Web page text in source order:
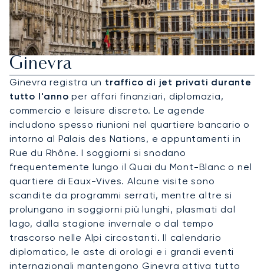
Noleggia Un Jet Privato Per
Ginevra
Ginevra registra un traffico di jet privati durante
tutto l'anno per affari finanziari, diplomazia,
commercio e leisure discreto. Le agende
includono spesso riunioni nel quartiere bancario o
intorno al Palais des Nations, e appuntamenti in
Rue du Rhône. I soggiorni si snodano
frequentemente lungo il Quai du Mont-Blanc o nel
quartiere di Eaux-Vives. Alcune visite sono
scandite da programmi serrati, mentre altre si
prolungano in soggiorni più lunghi, plasmati dal
lago, dalla stagione invernale o dal tempo
trascorso nelle Alpi circostanti. Il calendario
diplomatico, le aste di orologi e i grandi eventi
internazionali mantengono Ginevra attiva tutto